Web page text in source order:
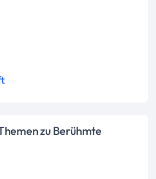
zu Berühmte